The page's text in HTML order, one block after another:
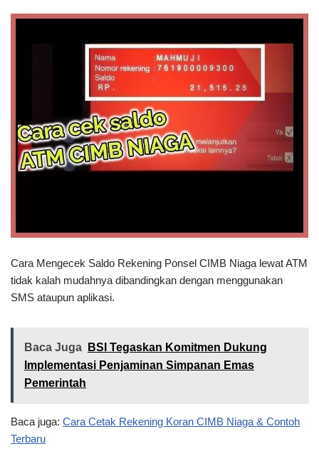
Cara Mengecek Saldo Rekening Ponsel CIMB Niaga lewat ATM
tidak kalah mudahnya dibandingkan dengan menggunakan
SMS ataupun aplikasi.
Baca Juga
BSI Tegaskan Komitmen Dukung
Implementasi Penjaminan Simpanan Emas
Pemerintah
Baca juga: Cara Cetak Rekening Koran CIMB Niaga & Contoh
Terbaru